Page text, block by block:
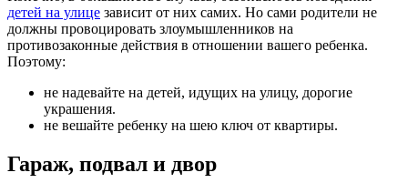
детей на улице зависит от них самих. Но сами родители не
должны провоцировать злоумышленников на
противозаконные действия в отношении вашего ребенка.
Поэтому:
не надевайте на детей, идущих на улицу, дорогие
украшения.
не вешайте ребенку на шею ключ от квартиры.
Гараж, подвал и двор